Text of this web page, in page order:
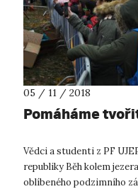
05 / 11 / 2018
Pomáháme
Vědci a studenti z PF
republiky Běh kolem
oblíbeného podzimního